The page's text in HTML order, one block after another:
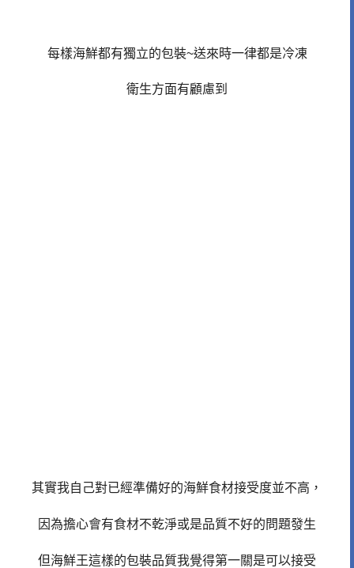
每樣海鮮都有獨立的包裝~送來時一律都是冷凍
衛生方面有顧慮到
其實我自己對已經準備好的海鮮食材接受度並不高，
因為擔心會有食材不乾淨或是品質不好的問題發生
但海鮮王這樣的包裝品質我覺得第一關是可以接受